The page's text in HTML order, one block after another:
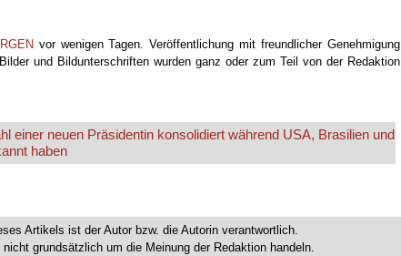
vor wenigen Tagen. Veröffentlichung mit freundlicher Genehmigung
und Bildunterschriften wurden ganz oder zum Teil von der Redaktion
einer neuen Präsidentin konsolidiert während USA, Brasilien und
haben
Artikels ist der Autor bzw. die Autorin verantwortlich.
grundsätzlich um die Meinung der Redaktion handeln.